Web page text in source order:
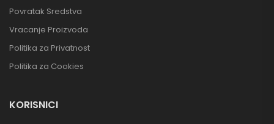
Povratak Sredstva
Vracanje Proizvoda
Politika za Privatnost
Politika za Cookies
KORISNICI